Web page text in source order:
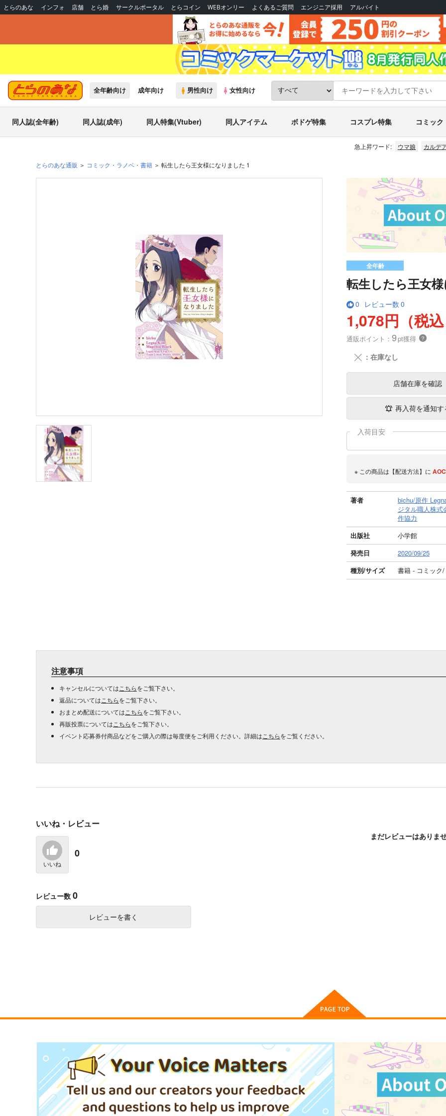
とらのあな インフォ 店舗 とら婚 サークルポータル とらコイン WEBオンリー よくあるご質問 エンジニア採用 アルバイト
全年齢向け 成年向け 男性向け 女性向け
同人誌(全年齢) 同人誌(成年) 同人特集(Vtuber) 同人アイテム ボドゲ特集 コスプレ特集 コミッ
急上昇ワード: ウマ娘 カルデ
とらのあな通販 コミック・ラノベ・書籍 転生したら王女様になりました 1
全年齢
転生したら王女
0 レビュー数 0
1,078円（税
通販ポイント： 9pt獲得 ？
╳ ：在庫なし
店舗在庫を確認
再入荷を通知す
入荷目安
※ この商品は【配送方法】に
著者
bichu/原作
ジタル職人株式
作協力
出版社
小学館
発売日
2020/09/25
種別/サイズ
書籍 - コミック
注意事項
キャンセルについては こちらをご覧下さい。
返品については こちらをご覧下さい。
おまとめ配送については こちらをご覧下さい。
再販投票については こちらをご覧下さい。
イベント応募券付商品などをご購入の際は毎度便をご利用ください。詳細は こちらをご覧ください。
いいね・レビュー
いいね
0
レビュー数 0
レビューを書く
まだレビューはありま